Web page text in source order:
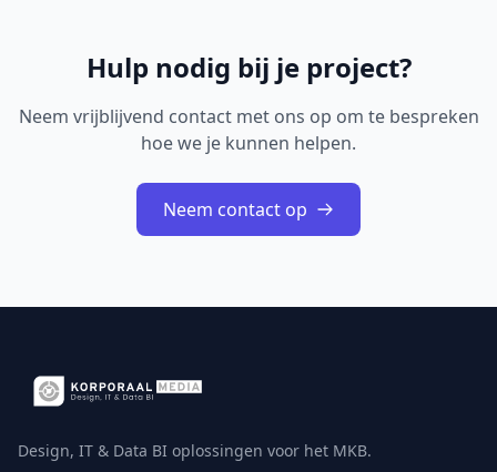
Hulp nodig bij je project?
Neem vrijblijvend contact met ons op om te bespreken
hoe we je kunnen helpen.
Neem contact op
Design, IT & Data BI oplossingen voor het MKB.